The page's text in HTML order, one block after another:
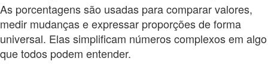
As porcentagens são usadas para comparar valores,
medir mudanças e expressar proporções de forma
universal. Elas simplificam números complexos em algo
que todos podem entender.